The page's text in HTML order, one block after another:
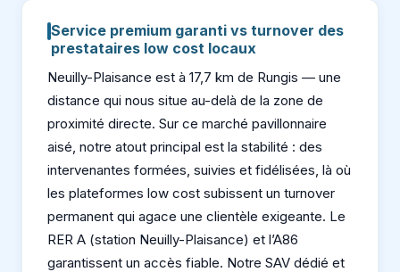
Service premium garanti vs turnover des
prestataires low cost locaux
Neuilly-Plaisance est à 17,7 km de Rungis — une
distance qui nous situe au-delà de la zone de
proximité directe. Sur ce marché pavillonnaire
aisé, notre atout principal est la stabilité : des
intervenantes formées, suivies et fidélisées, là où
les plateformes low cost subissent un turnover
permanent qui agace une clientèle exigeante. Le
RER A (station Neuilly-Plaisance) et l’A86
garantissent un accès fiable. Notre SAV dédié et